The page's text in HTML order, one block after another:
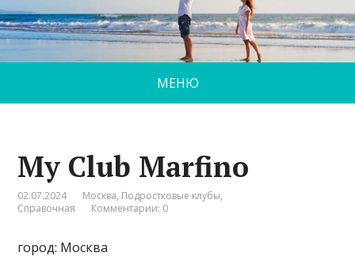
МЕНЮ
My Club Marfino
02.07.2024 Москва, Подростковые клубы,
Справочная
Комментарии: 0
город: Москва